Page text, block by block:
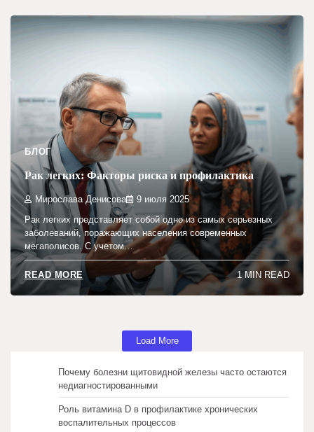
БЛОГ
Рак легких: Факторы риска и профилактика
Мирослава Денисова 9 июля 2025
Рак легких представляет собой одно из самых серьезных
заболеваний, поражающих населения современных
мегаполисов. С учетом…
READ MORE 1 MIN READ
Load More
Почему болезни щитовидной железы часто остаются
недиагностированными
Роль витамина D в профилактике хронических
воспалительных процессов